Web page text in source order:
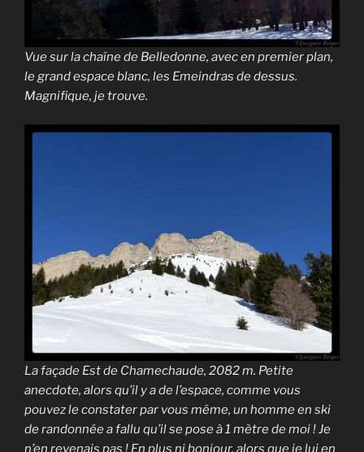
Vue sur la chaîne de Belledonne, avec en premier plan,
le grand espace blanc, les Emeindras de dessus.
Magnifique, je trouve.
La façade Est de Chamechaude, 2082 m. Petite
anecdote, alors qu’il y a de l’espace, comme vous
pouvez le constater par vous même, un homme en ski
de randonnée a fallu qu’il se pose à 1 mètre de moi ! Je
n’en revenais pas ! En plus ni bonjour, alors que je lui en